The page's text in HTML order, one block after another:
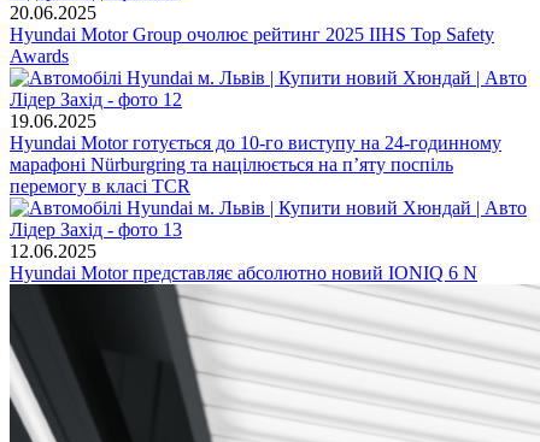
20.06.2025
Hyundai Motor Group очолює рейтинг 2025 IIHS Top Safety
Awards
19.06.2025
Hyundai Motor готується до 10-го виступу на 24-годинному
марафоні Nürburgring та націлюється на п’яту поспіль
перемогу в класі TCR
12.06.2025
Hyundai Motor представляє абсолютно новий IONIQ 6 N